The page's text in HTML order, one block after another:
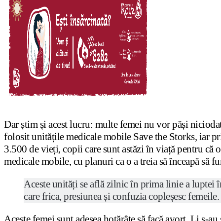
Dar știm și acest lucru: multe femei nu vor păși
folosit unitățile medicale mobile Save the Storks, iar
3.500 de vieți, copii care sunt astăzi în viață pentru
medicale mobile, cu planuri ca o a treia să înceapă să
Aceste unități se află zilnic în prima linie a
care frica, presiunea și confuzia copleșesc femeile.